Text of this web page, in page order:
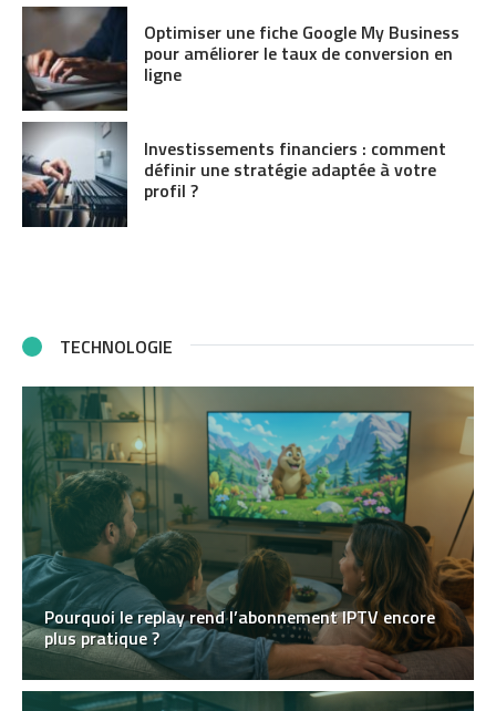
Optimiser une fiche Google My Business
pour améliorer le taux de conversion en
ligne
Investissements financiers : comment
définir une stratégie adaptée à votre
profil ?
TECHNOLOGIE
Pourquoi le replay rend l’abonnement IPTV encore
plus pratique ?